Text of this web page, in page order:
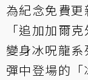
為紀念免費
「追加加爾
變身冰呪龍
彈中登場的